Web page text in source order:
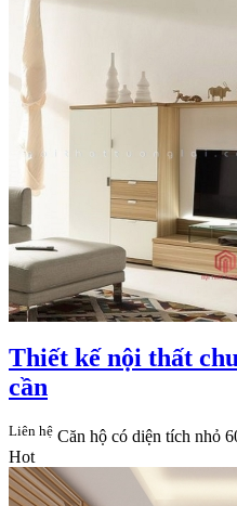
Thiết kế nội thất
cần
Liên hệ Căn hộ có diện tích nhỏ
Hot